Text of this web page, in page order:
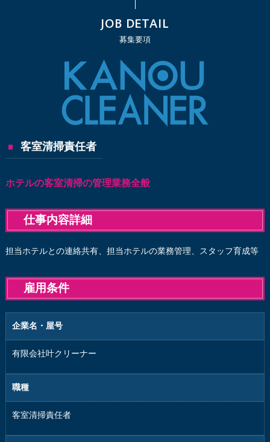
募集要項
JOB DETAIL
客室清掃責任者
ホテルの客室清掃の管理業務全般
仕事内容詳細
担当ホテルとの連絡共有、担当ホテルの業務管理、スタッフ育成等
雇用条件
企業名・屋号
有限会社叶クリーナー
職種
客室清掃責任者